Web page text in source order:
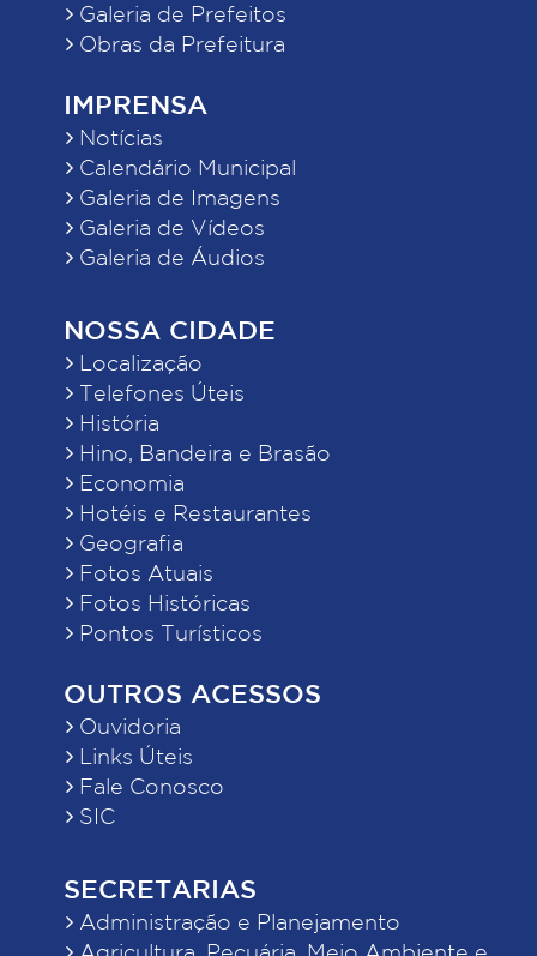
Galeria de Prefeitos
Obras da Prefeitura
IMPRENSA
Notícias
Calendário Municipal
Galeria de Imagens
Galeria de Vídeos
Galeria de Áudios
NOSSA CIDADE
Localização
Telefones Úteis
História
Hino, Bandeira e Brasão
Economia
Hotéis e Restaurantes
Geografia
Fotos Atuais
Fotos Históricas
Pontos Turísticos
OUTROS ACESSOS
Ouvidoria
Links Úteis
Fale Conosco
SIC
SECRETARIAS
Administração e Planejamento